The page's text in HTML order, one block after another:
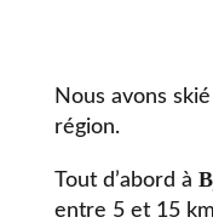
Nous avons
région.
Tout d’abord à
entre 5 et 15